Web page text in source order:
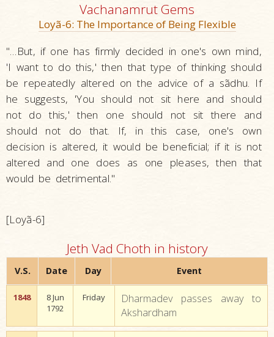
Vachanamrut Gems
Loyã-6: The Importance of Being Flexible
"…But, if one has firmly decided in one's own mind,
'I want to do this,' then that type of thinking should
be repeatedly altered on the advice of a sãdhu. If
he suggests, 'You should not sit here and should
not do this,' then one should not sit there and
should not do that. If, in this case, one's own
decision is altered, it would be beneficial; if it is not
altered and one does as one pleases, then that
would be detrimental."
[Loyã-6]
Jeth Vad Choth in history
V.S. Date Day Event
1848
8 Jun
1792
Friday
Dharmadev passes away to
Akshardham